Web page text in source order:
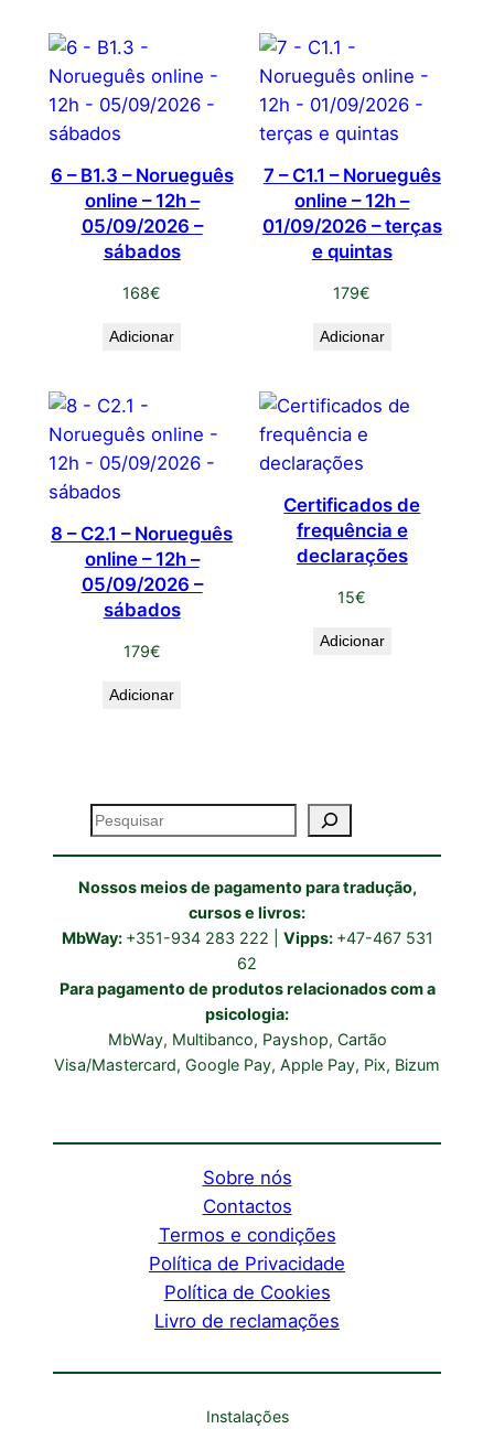
6 – B1.3 – Norueguês
online – 12h –
05/09/2026 –
sábados
168€
Adicionar
7 – C1.1 – Norueguês
online – 12h –
01/09/2026 – terças
e quintas
179€
Adicionar
8 – C2.1 – Norueguês
online – 12h –
05/09/2026 –
sábados
179€
Adicionar
Certificados de
frequência e
declarações
15€
Adicionar
Pesquisar
Nossos meios de pagamento para tradução,
cursos e livros:
MbWay: +351-934 283 222 | Vipps: +47-467 531
62
Para pagamento de produtos relacionados com a
psicologia:
MbWay, Multibanco, Payshop, Cartão
Visa/Mastercard, Google Pay, Apple Pay, Pix, Bizum
Sobre nós
Contactos
Termos e condições
Política de Privacidade
Política de Cookies
Livro de reclamações
Instalações